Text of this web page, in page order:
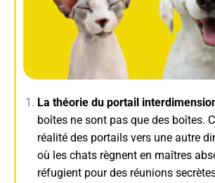
La théorie du portail
boîtes ne sont pas que des boîtes.
réalité des portails vers une autre
où les chats règnent en maîtres
réfugient pour des réunions